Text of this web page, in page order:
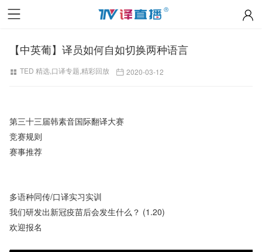
【中英葡】译员如何自如切换两种语言
TED 精选 口译专题 精彩回放 2020-03-12
第三十三届韩素音国际翻译大赛
竞赛规则
赛事推荐
多语种同传/口译实习实训
我们研发出新冠疫苗后会发生什么？ (1.20)
欢迎报名